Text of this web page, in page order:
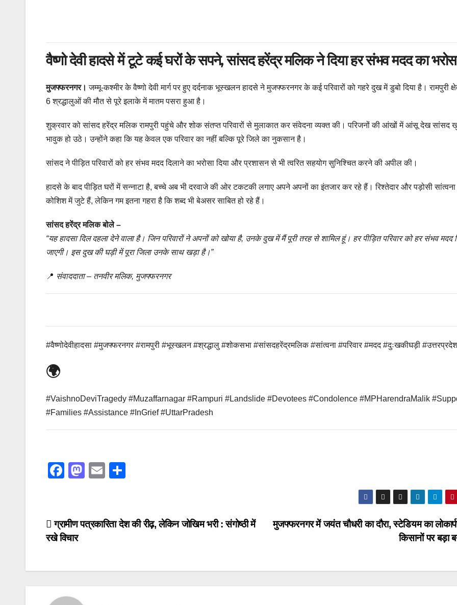
वैष्णो देवी हादसे में टूटे कई घरों के सपने, सांसद हरेंद्र मलिक ने दिया हर संभव मदद का
मुजफ्फरनगर। जम्मू-कश्मीर के वैष्णो देवी मार्ग पर हुए दर्दनाक भूस्खलन हादसे ने मुजफ्फरनगर के कई परिवारों को गहरे दुख में डुबो दिया है। रामपुरी
6 श्रद्धालुओं की मौत से पूरे इलाके में मातम पसरा हुआ है।
शुक्रवार को सांसद हरेंद्र मलिक रामपुरी पहुंचे और शोक संतप्त परिवारों से मुलाकात कर संवेदना व्यक्त की। परिजनों की आंखों में आंसू देख सांसद
भावुक हो उठे। उन्होंने कहा कि यह केवल एक परिवार का नहीं बल्कि पूरे जिले का नुकसान है।
सांसद ने पीड़ित परिवारों को हर संभव मदद दिलाने का भरोसा दिया और प्रशासन से भी त्वरित सहयोग सुनिश्चित करने की अपील की।
हादसे के बाद पीड़ित घरों में सन्नाटा है, बच्चे अब भी दरवाजे की ओर टकटकी लगाए अपने अपनों का इंतजार कर रहे हैं। रिश्तेदार और पड़ोसी
कोशिश में जुटे हैं, लेकिन गम इतना गहरा है कि शब्द भी बेअसर साबित हो रहे हैं।
सांसद हरेंद्र मलिक बोले –
“यह हादसा दिल दहला देने वाला है। जिन परिवारों ने अपनों को खोया है, उनके दुख में मैं पूरी तरह से शामिल हूं। हर पीड़ित परिवार को हर संभव मदद
जाएगी। इस दुख की घड़ी में पूरा जिला उनके साथ खड़ा है।”
📍 संवाददाता – तनवीर मलिक, मुजफ्फरनगर
#वैष्णोदेवीहादसा #मुजफ्फरनगर #रामपुरी #भूस्खलन #श्रद्धालु #शोकसभा #सांसदहरेंद्रमलिक #सांत्वना #परिवार #मदद #दुःखकीघड़ी #उत्तरप्रदेश
🌍
#VaishnoDeviTragedy #Muzaffarnagar #Rampuri #Landslide #Devotees #Condolence #MPHarendraMalik
#Families #Assistance #InGrief #UttarPradesh
F
e
b
o
M
o
d
n
E
e
Post
मुजफ्फरनगर में जयंत चौधरी का दौरा, स्टेडियम का
किसानों पर बड़ा
ग्रामीण पत्रकारिता देश की रीढ़, लेकिन जोखिम भरी : संगोष्ठी में
रखे विचार